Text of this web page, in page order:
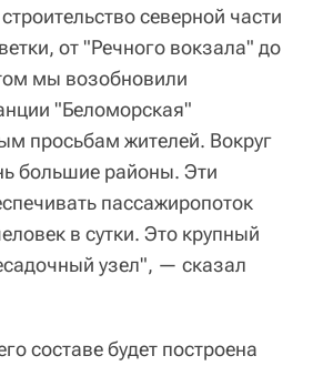
северной части
от "Речного вокзала" до
мы возобновили
"Беломорская"
просьбам жителей. Вокруг
большие районы. Эти
пассажиропоток
в сутки. Это крупный
узел", — сказал
составе будет построена